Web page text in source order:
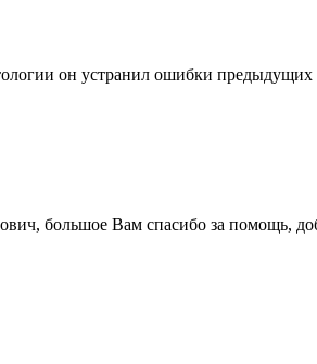
он устранил ошибки
большое Вам спасибо за помощь,